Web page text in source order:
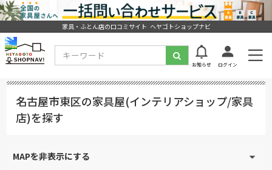
家具・ふとん店の口コミサイト ヘヤゴトショップナビ
お知らせ ログイン
名古屋市東区の家具屋(インテリアショップ/家具
店)を探す